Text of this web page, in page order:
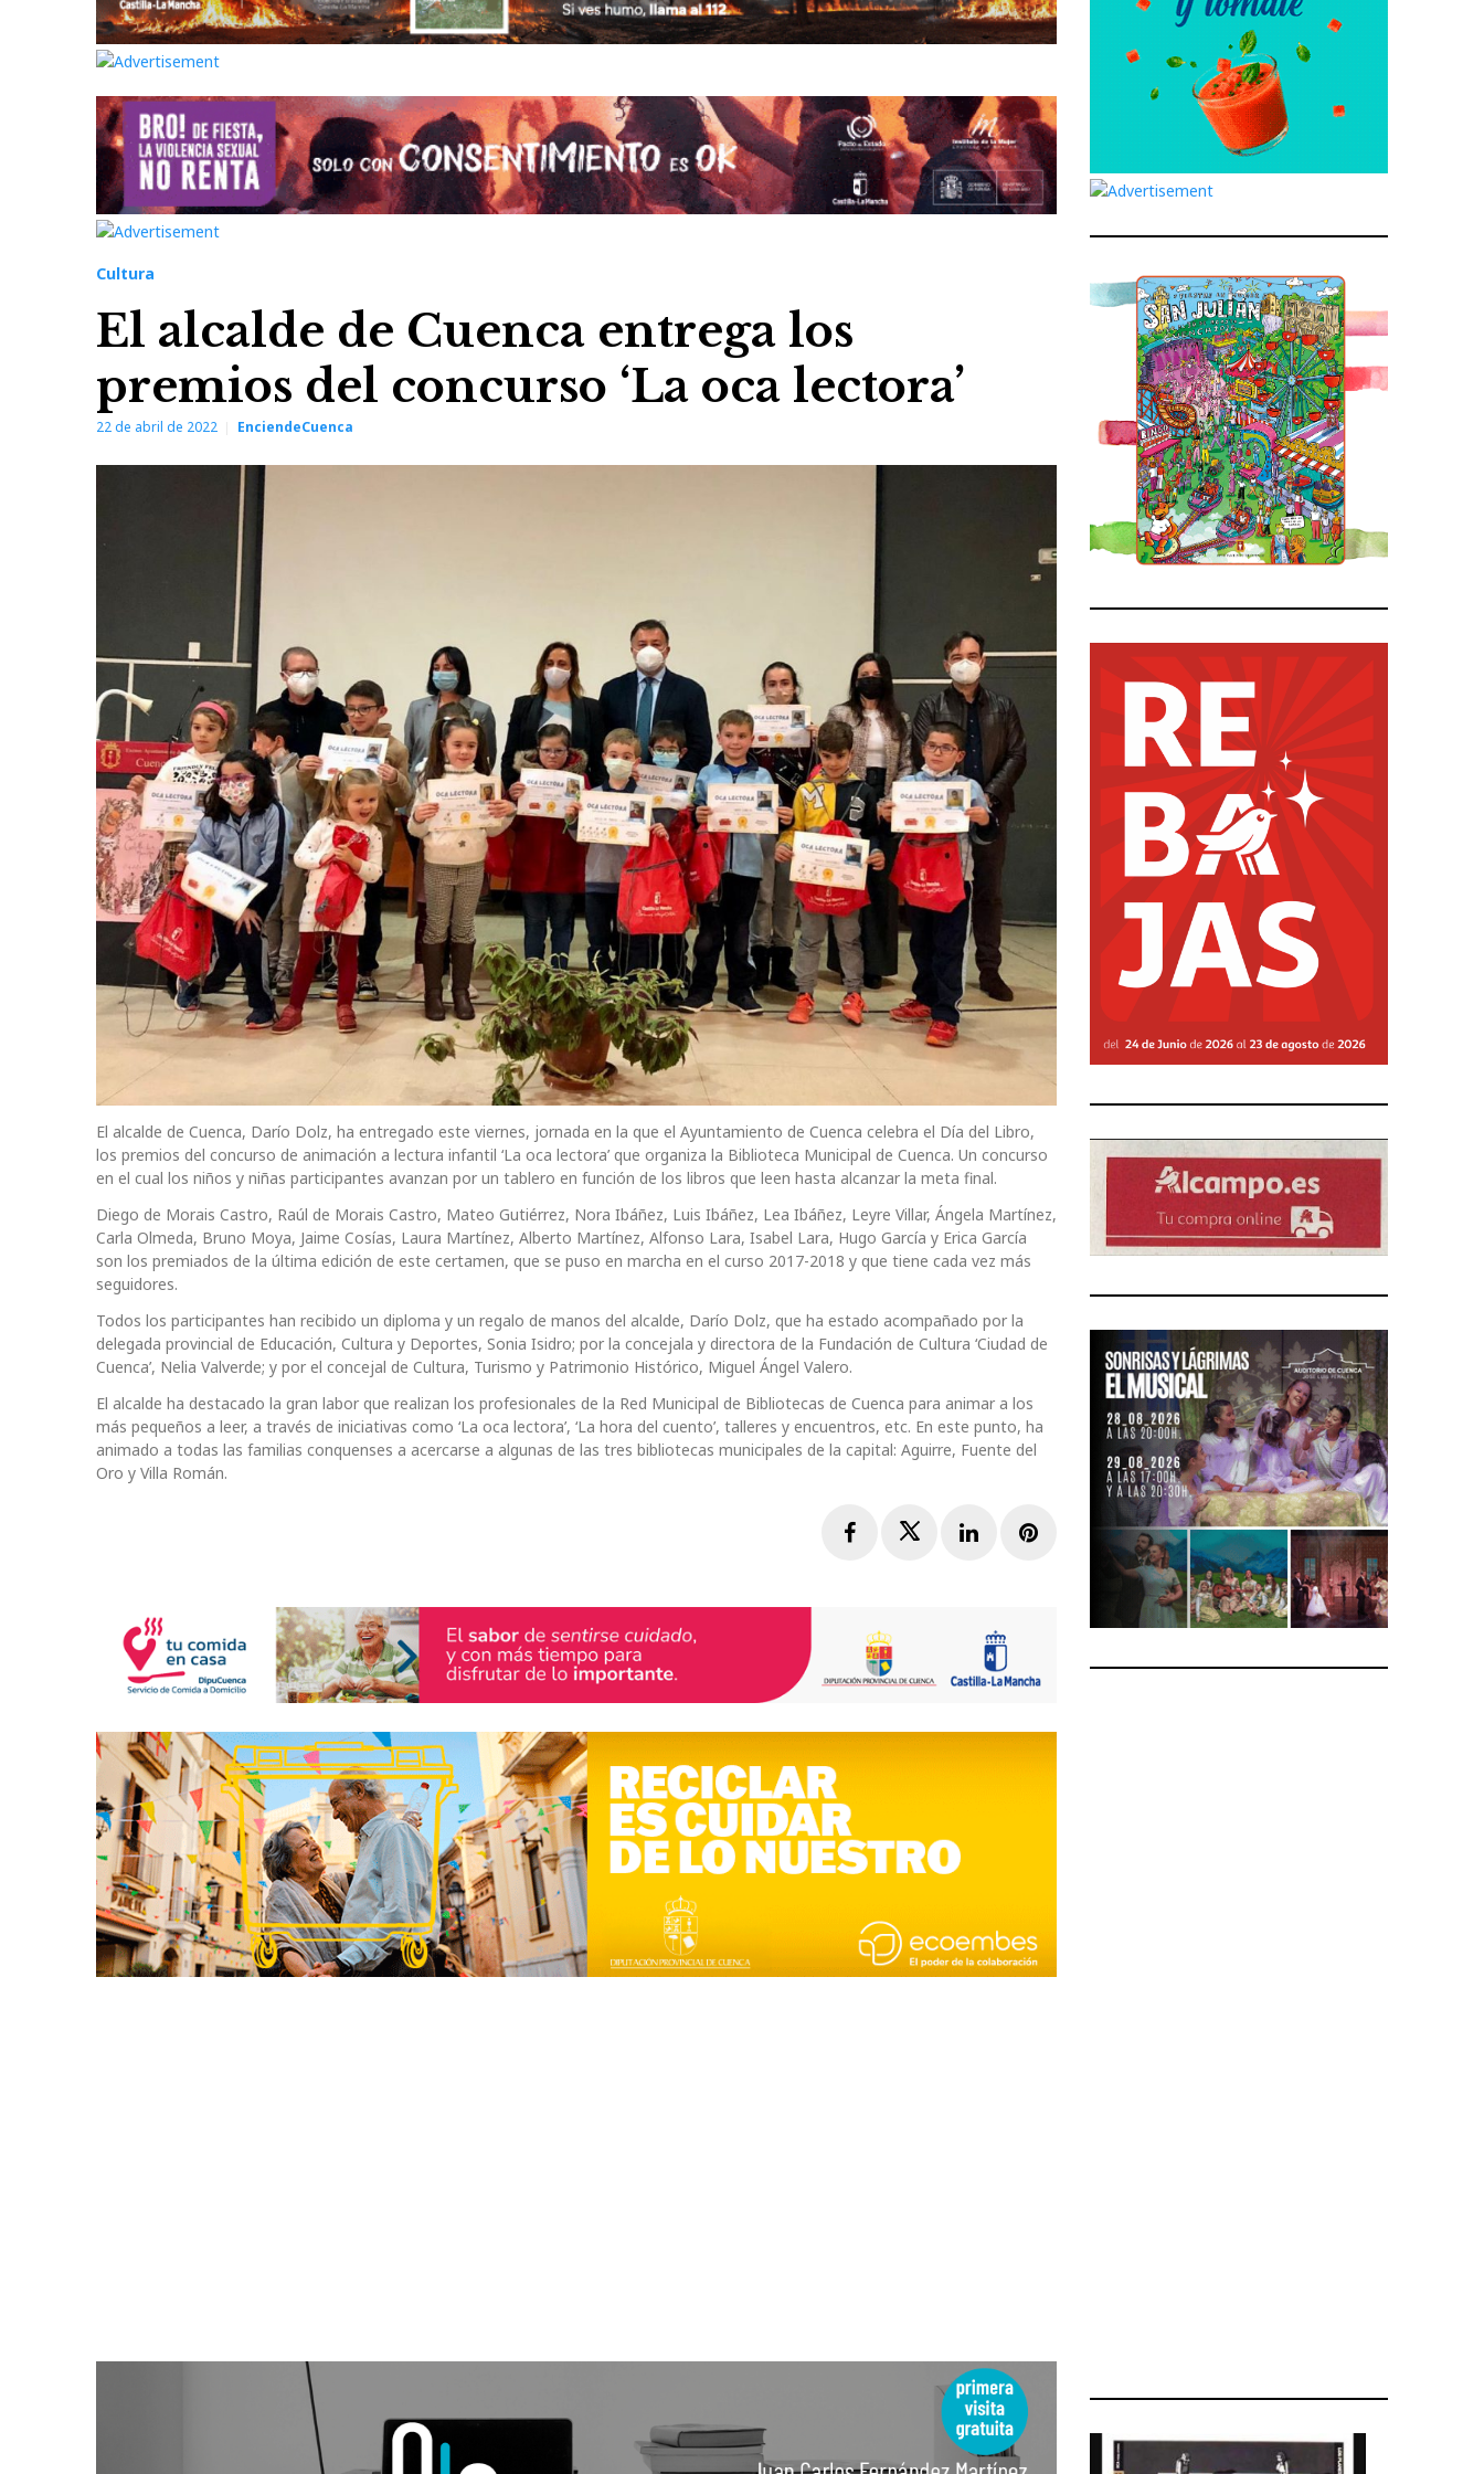
Cultura
El alcalde de Cuenca entrega los
premios del concurso ‘La oca lectora’
22 de abril de 2022 EnciendeCuenca
El alcalde de Cuenca, Darío Dolz, ha entregado este viernes, jornada en la que el Ayuntamiento de Cuenca celebra el Día del Libro,
los premios del concurso de animación a lectura infantil ‘La oca lectora’ que organiza la Biblioteca Municipal de Cuenca. Un concurso
en el cual los niños y niñas participantes avanzan por un tablero en función de los libros que leen hasta alcanzar la meta final.
Diego de Morais Castro, Raúl de Morais Castro, Mateo Gutiérrez, Nora Ibáñez, Luis Ibáñez, Lea Ibáñez, Leyre Villar, Ángela Martínez,
Carla Olmeda, Bruno Moya, Jaime Cosías, Laura Martínez, Alberto Martínez, Alfonso Lara, Isabel Lara, Hugo García y Erica García
son los premiados de la última edición de este certamen, que se puso en marcha en el curso 2017-2018 y que tiene cada vez más
seguidores.
Todos los participantes han recibido un diploma y un regalo de manos del alcalde, Darío Dolz, que ha estado acompañado por la
delegada provincial de Educación, Cultura y Deportes, Sonia Isidro; por la concejala y directora de la Fundación de Cultura ‘Ciudad de
Cuenca’, Nelia Valverde; y por el concejal de Cultura, Turismo y Patrimonio Histórico, Miguel Ángel Valero.
El alcalde ha destacado la gran labor que realizan los profesionales de la Red Municipal de Bibliotecas de Cuenca para animar a los
más pequeños a leer, a través de iniciativas como ‘La oca lectora’, ‘La hora del cuento’, talleres y encuentros, etc. En este punto, ha
animado a todas las familias conquenses a acercarse a algunas de las tres bibliotecas municipales de la capital: Aguirre, Fuente del
Oro y Villa Román.
FacebookTwitterLinkedInPinterest